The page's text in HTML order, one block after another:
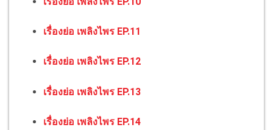
เรื่องย่อ เพลิงไพร EP.11
เรื่องย่อ เพลิงไพร EP.12
เรื่องย่อ เพลิงไพร EP.13
เรื่องย่อ เพลิงไพร EP.14